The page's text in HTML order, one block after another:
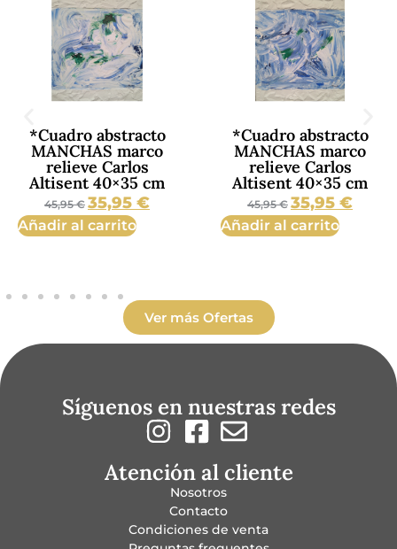
*Cuadro abstracto
MANCHAS marco
relieve Carlos
Altisent 40×35 cm
45,95€ 35,95 €
Añadir al carrito
*Cuadro abstracto
MANCHAS marco
relieve Carlos
Altisent 40×35 cm
45,95€ 35,95 €
Añadir al carrito
Ver más Ofertas
Síguenos en nuestras redes
Atención al cliente
Nosotros
Contacto
Condiciones de venta